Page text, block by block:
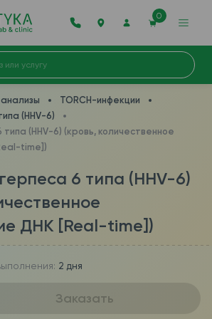
0
TORCH-инфекции
(HHV-6)
(HHV-6) (кровь, количественное
time])
6 типа (HHV-6)
ДНК [Real-time])
2 дня
Заказать